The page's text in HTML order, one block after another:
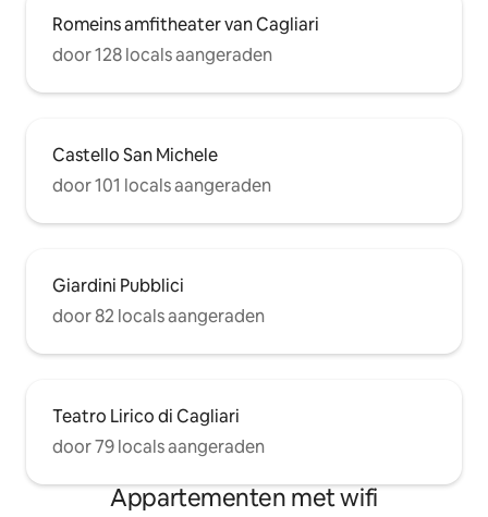
Romeins amfitheater van Cagliari
door 128 locals aangeraden
Castello San Michele
door 101 locals aangeraden
Giardini Pubblici
door 82 locals aangeraden
Teatro Lirico di Cagliari
door 79 locals aangeraden
Appartementen met wifi